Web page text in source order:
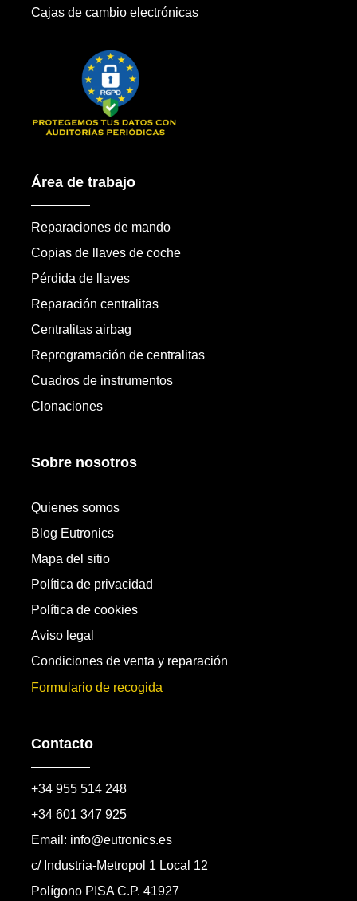
Cajas de cambio electrónicas
Área de trabajo
Reparaciones de mando
Copias de llaves de coche
Pérdida de llaves
Reparación centralitas
Centralitas airbag
Reprogramación de centralitas
Cuadros de instrumentos
Clonaciones
Sobre nosotros
Quienes somos
Blog Eutronics
Mapa del sitio
Política de privacidad
Política de cookies
Aviso legal
Condiciones de venta y reparación
Formulario de recogida
Contacto
+34 955 514 248
+34 601 347 925
Email: info@eutronics.es
c/ Industria-Metropol 1 Local 12
Polígono PISA C.P. 41927